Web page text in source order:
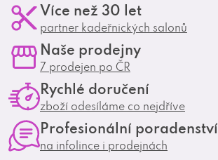
n
s
g
a
m
a
e
o
o
k
Více než 30 let
partner kadeřnických salonů
Naše prodejny
7 prodejen po ČR
Rychlé doručení
zboží odesíláme co nejdříve
Profesionální poradenství
na infolince i prodejnách